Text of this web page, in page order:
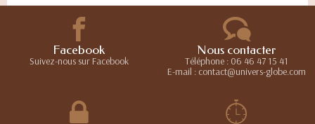
Facebook
Suivez-nous sur Facebook
Nous contacter
Téléphone : 06 46 47 15 41
E-mail : contact@univers-globe.com